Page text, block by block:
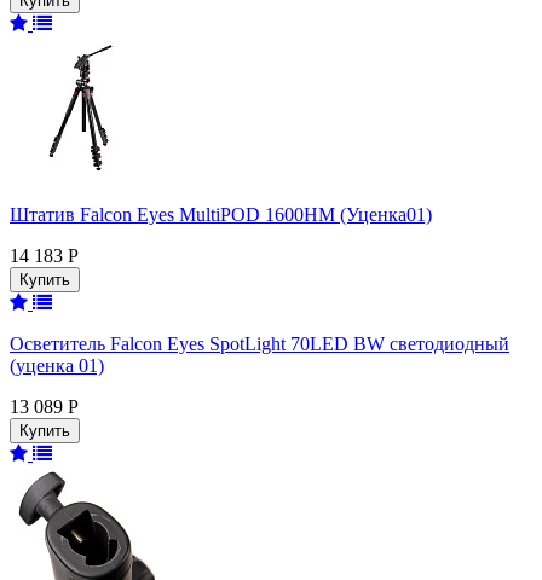
Штатив Falcon Eyes MultiPOD 1600HM (Уценка01)
14 183 Р
Осветитель Falcon Eyes SpotLight 70LED BW светодиодный
(уценка 01)
13 089 Р